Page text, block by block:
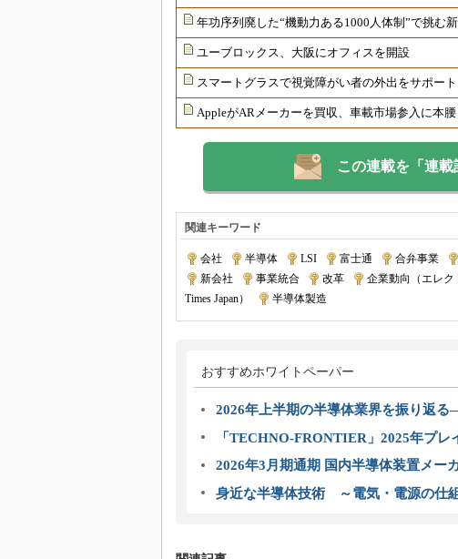
年功序列廃した“機動力ある1000人体制”で挑む
ユーブロックス、大阪にオフィスを開設
スマートグラスで視覚障がい者の外出をサポー
AppleがARメーカーを買収、車載市場参入に本腰
この連載を「連
関連キーワード
会社 半導体 LSI 富士通 合弁事業
新会社
事業統合 改革 企業動向（エレク
Times Japan）
半導体製造
おすすめホワイトペーパー
2026年上半期の半導体業界を振り返
「TECHNO-FRONTIER」2025年プレ
2026年3月期通期 国内半導体装置メー
身近な半導体技術 ～電気・電源の仕